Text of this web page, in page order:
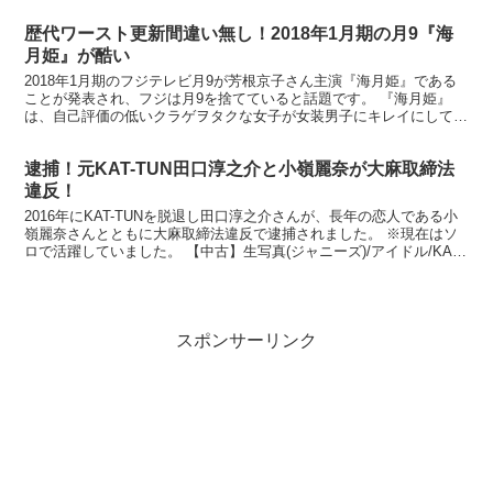
歴代ワースト更新間違い無し！2018年1月期の月9『海
月姫』が酷い
2018年1月期のフジテレビ月9が芳根京子さん主演『海月姫』である
ことが発表され、フジは月9を捨てていると話題です。 『海月姫』
は、自己評価の低いクラゲヲタクな女子が女装男子にキレイにしても
逮捕！元KAT-TUN田口淳之介と小嶺麗奈が大麻取締法
違反！
2016年にKAT-TUNを脱退し田口淳之介さんが、長年の恋人である小
嶺麗奈さんとともに大麻取締法違反で逮捕されました。 ※現在はソ
ロで活躍していました。 【中古】生写真(ジャニーズ)/アイドル/KAT-
スポンサーリンク